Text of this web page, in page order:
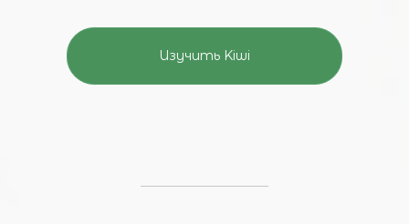
Изучить Kiwi